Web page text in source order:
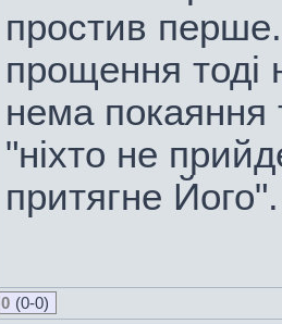
простив
прощення тоді
нема покаяння
"ніхто не
притягне Його".
0 (0-0)